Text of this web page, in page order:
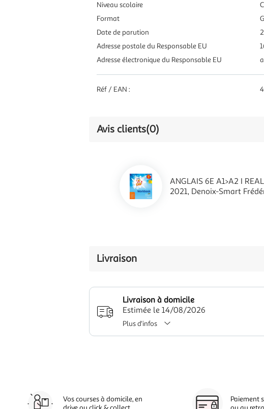
Niveau scolaire
Format
Date de parution
Adresse postale du Responsable EU
Adresse électronique du Responsable EU
Réf / EAN :
Avis clients(0)
ANGLAIS 6E A1>A2 I
2021, Denoix-Smart
Livraison
Livraison à domicile
Estimée le 14/08/2026
Plus d'infos
Vos courses à domicile, en
Paiement